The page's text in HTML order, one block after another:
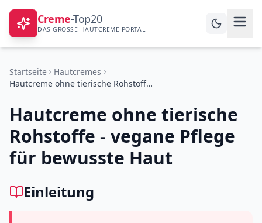
Creme-Top20
DAS GROSSE HAUTCREME PORTAL
Startseite
Hautcremes
Hautcreme ohne tierische Rohstoffe - vegane Pflege für bewusste Haut
Hautcreme ohne tierische
Rohstoffe - vegane Pflege
für bewusste Haut
Einleitung